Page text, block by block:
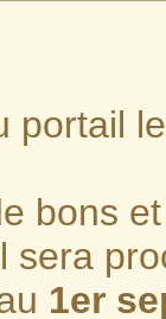
portail
bons
sera
1er